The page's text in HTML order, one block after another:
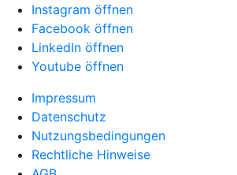
Instagram öffnen
Facebook öffnen
LinkedIn öffnen
Youtube öffnen
Impressum
Datenschutz
Nutzungsbedingungen
Rechtliche Hinweise